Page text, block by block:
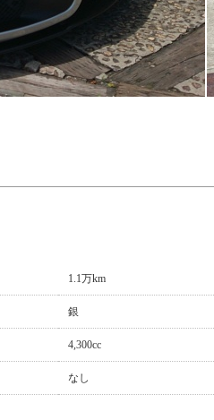
1.1万km
銀
4,300cc
なし